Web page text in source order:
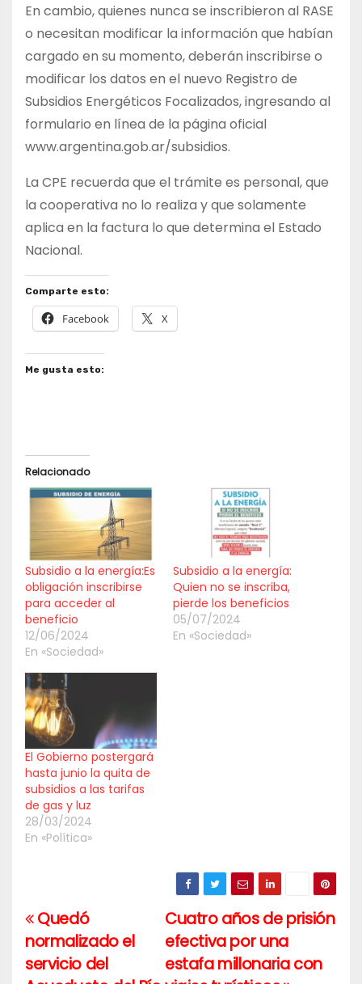
En cambio, quienes nunca se inscribieron al RASE
o necesitan modificar la información que habían
cargado en su momento, deberán inscribirse o
modificar los datos en el nuevo Registro de
Subsidios Energéticos Focalizados, ingresando al
formulario en línea de la página oficial
www.argentina.gob.ar/subsidios.
La CPE recuerda que el trámite es personal, que
la cooperativa no lo realiza y que solamente
aplica en la factura lo que determina el Estado
Nacional.
Comparte esto:
Facebook X
Me gusta esto:
Relacionado
Subsidio a la energía:Es
obligación inscribirse
para acceder al
beneficio
12/06/2024
En «Sociedad»
Subsidio a la energía:
Quien no se inscriba,
pierde los beneficios
05/07/2024
En «Sociedad»
El Gobierno postergará
hasta junio la quita de
subsidios a las tarifas
de gas y luz
28/03/2024
En «Política»
Navegación
de
Cuatro años de prisión
efectiva por una
estafa millonaria con
Quedó
normalizado el
servicio del